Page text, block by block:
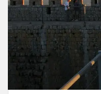
Pedrigolet